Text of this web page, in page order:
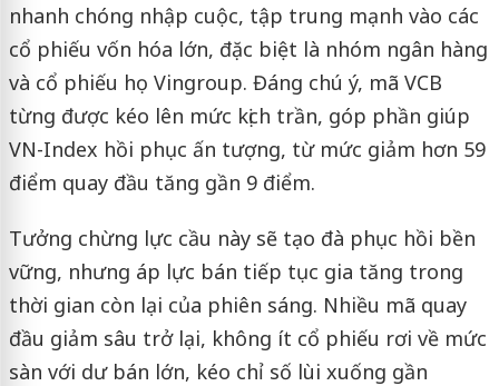
nhanh chóng nhập cuộc, tập trung mạnh vào các
cổ phiếu vốn hóa lớn, đặc biệt là nhóm ngân hàng
và cổ phiếu họ Vingroup. Đáng chú ý, mã VCB
từng được kéo lên mức kịch trần, góp phần giúp
VN-Index hồi phục ấn tượng, từ mức giảm hơn 59
điểm quay đầu tăng gần 9 điểm.
Tưởng chừng lực cầu này sẽ tạo đà phục hồi bền
vững, nhưng áp lực bán tiếp tục gia tăng trong
thời gian còn lại của phiên sáng. Nhiều mã quay
đầu giảm sâu trở lại, không ít cổ phiếu rơi về mức
sàn với dư bán lớn, kéo chỉ số lùi xuống gần